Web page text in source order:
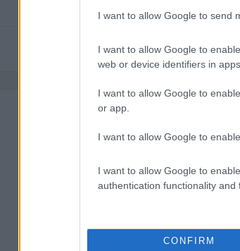
I want to allow Google to send
I want to allow Google to
web or device identifiers in apps.
I want to allow Google to
or app.
I want to allow Google to
I want to allow Google to
authentication functionality and
CONFIRM